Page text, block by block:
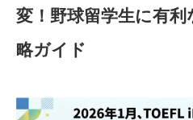
変！野球留学生に有
略ガイド